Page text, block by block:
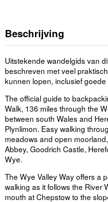
Beschrijving
Uitstekende wandelgids van
beschreven met veel
kunnen lopen, inclusief goede
The official guide to
Walk, 136 miles through the
between south Wales and
Plynlimon. Easy walking
meadows and open
Abbey, Goodrich Castle,
Wye.
The Wye Valley Way offers a
walking as it follows the River
mouth at Chepstow to the